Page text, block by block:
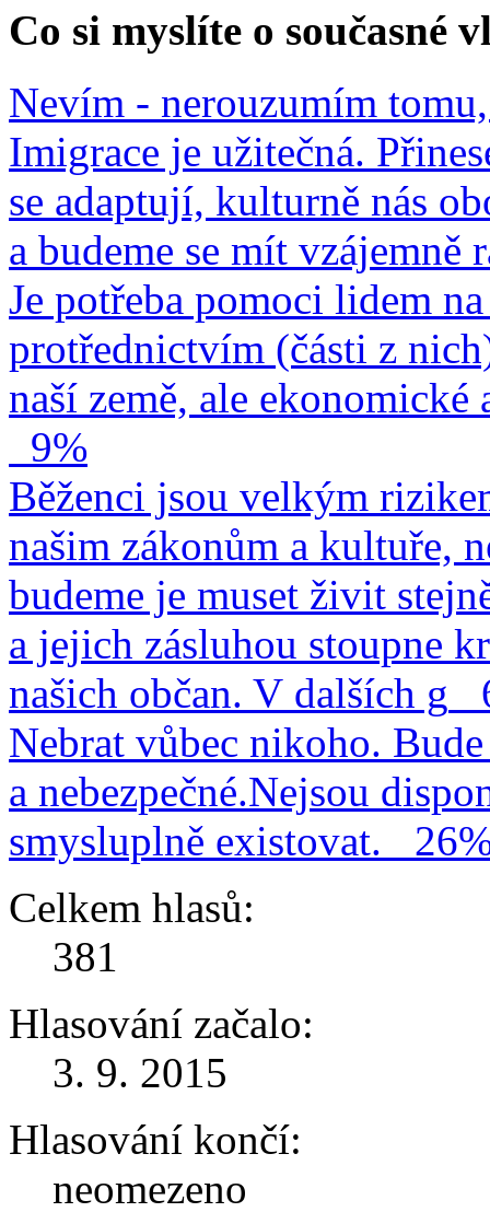
Co si myslíte o současné
Nevím - nerouzumím
Imigrace je užitečná.
se adaptují, kulturně nás
a budeme se mít vzájemně
Je potřeba pomoci lidem
protřednictvím (části z
naší země, ale
9%
Běženci jsou velkým
našim zákonům a kultuře,
budeme je muset živit
a jejich zásluhou stoupne
našich občan. V dalších g
Nebrat vůbec nikoho.
a nebezpečné.Nejsou
smysluplně existovat.
Celkem hlasů:
381
Hlasování začalo:
3. 9. 2015
Hlasování končí:
neomezeno